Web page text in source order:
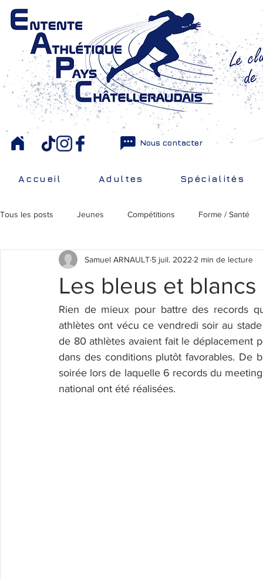
Nous contacter
Accueil Adultes Spécialités
Tous les posts Jeunes Compétitions Forme / Santé
Les bleus et
Samuel ARNAULT 5 juil. 2022 2 min de lecture
Rien de mieux pour battre des records
athlètes ont vécu ce vendredi soir au
de 80 athlètes avaient fait le déplacement
dans des conditions plutôt favorables. De
soirée lors de laquelle 6 records du
national ont été réalisées.